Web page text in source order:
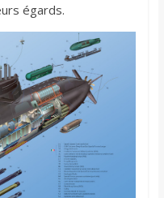
égards.